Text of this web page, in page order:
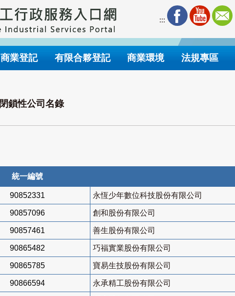
:::
商業登記 有限合夥登記 商業環境 法規專區
閉鎖性公司名錄
統一編號
90852331 永恆少年數位科技股份有限公司
90857096 創和股份有限公司
90857461 善生股份有限公司
90865482 巧福實業股份有限公司
90865785 寶易生技股份有限公司
90866594 永承精工股份有限公司